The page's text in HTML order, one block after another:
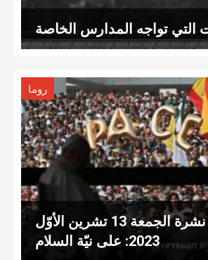
التي تواجه المدارس الخاصة
روما
عناوين نشرة الجمعة 13 تشرين الأوّل
2023: على نيّة السلام